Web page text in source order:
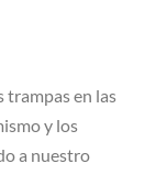
trampas en las
y los
a nuestro